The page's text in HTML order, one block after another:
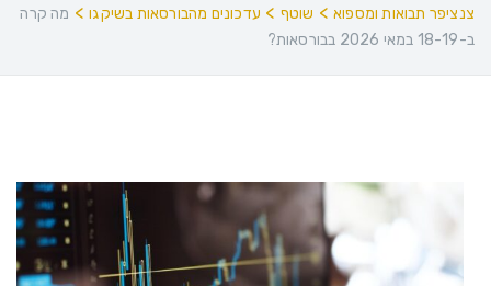
צנציפר תבואות ומספוא > שוטף > עדכונים מהבורסאות בשיקגו> מה קרה
ב-18-19 במאי 2026 בבורסאות?